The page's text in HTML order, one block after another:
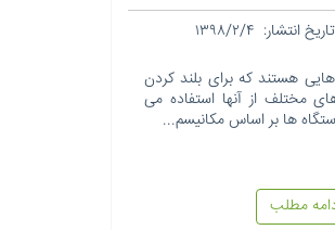
تاریخ انتشار: ۱۳۹۸/۲/۴
هستند که برای بلند کردن
مختلف از آنها استفاده می
ها بر اساس مکانیسم...
مطلب